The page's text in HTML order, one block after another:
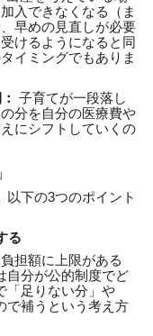
入できなくなる（ま
早めの見直しが必要
けるようになると同
イミングでもありま
子育てが一段落し
分を自分の医療費や
にシフトしていくの
以下の3つのポイント
る
担額に上限がある
自分が公的制度でど
「足りない分」や
で補うという考え方